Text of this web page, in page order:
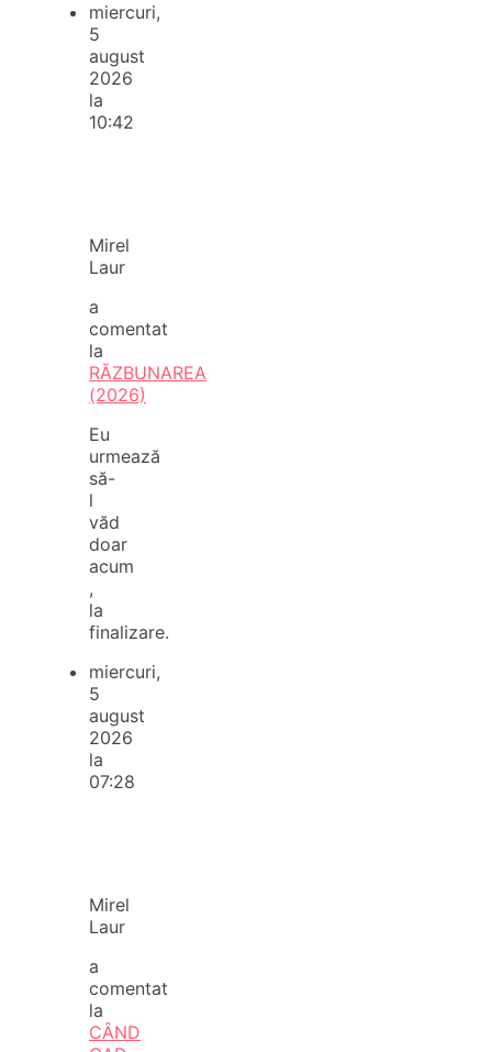
miercuri,
5
august
2026
la
10:42
Mirel
Laur
a
comentat
la
RĂZBUNAREA
(2026)
Eu
urmează
să-
l
văd
doar
acum
,
la
finalizare.
miercuri,
5
august
2026
la
07:28
Mirel
Laur
a
comentat
la
CÂND